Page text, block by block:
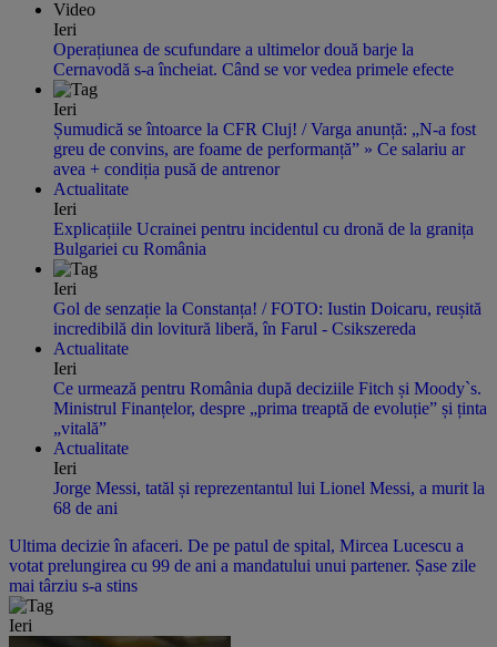
Video
Ieri
Operațiunea de scufundare a ultimelor două barje la
Cernavodă s-a încheiat. Când se vor vedea primele efecte
Ieri
Șumudică se întoarce la CFR Cluj! / Varga anunță: „N-a fost
greu de convins, are foame de performanță” » Ce salariu ar
avea + condiția pusă de antrenor
Actualitate
Ieri
Explicațiile Ucrainei pentru incidentul cu dronă de la granița
Bulgariei cu România
Ieri
Gol de senzație la Constanța! / FOTO: Iustin Doicaru, reușită
incredibilă din lovitură liberă, în Farul - Csikszereda
Actualitate
Ieri
Ce urmează pentru România după deciziile Fitch și Moody`s.
Ministrul Finanțelor, despre „prima treaptă de evoluție” și ținta
„vitală”
Actualitate
Ieri
Jorge Messi, tatăl și reprezentantul lui Lionel Messi, a murit la
68 de ani
Ultima decizie în afaceri. De pe patul de spital, Mircea Lucescu a
votat prelungirea cu 99 de ani a mandatului unui partener. Șase zile
mai târziu s-a stins
Ieri